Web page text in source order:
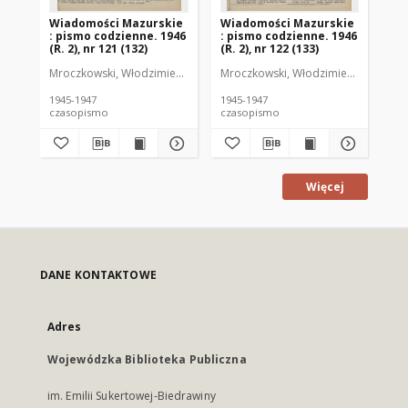
Wiadomości Mazurskie
: pismo codzienne. 1946
(R. 2), nr 121 (132)
Mroczkowski, Włodzimierz (1902-1971). Redaktor
1945-1947
czasopismo
Wiadomości Mazurskie
: pismo codzienne. 1946
(R. 2), nr 122 (133)
Mroczkowski, Włodzimierz (1902-
1945-1947
czasopismo
Więcej
DANE KONTAKTOWE
Adres
Wojewódzka Biblioteka Publiczna
im. Emilii Sukertowej-Biedrawiny